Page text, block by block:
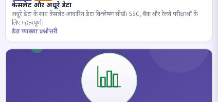
केसलेट और अधूरे डेटा
अधूरे डेटा के साथ केसलेट-आधारित डेटा विश्लेषण सीखें। SSC, बैंक और रेलवे परीक्षाओं के
लिए महत्वपूर्ण।
डेटा व्याख्या प्रश्नोत्तरी